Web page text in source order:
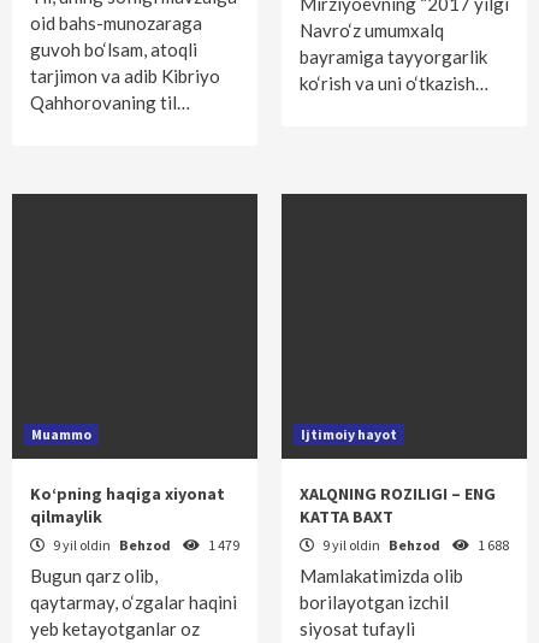
oid bahs-munozaraga
guvoh bo‘lsam, atoqli
tarjimon va adib Kibriyo
Qahhorovaning til…
Navro‘z umumxalq
bayramiga tayyorgarlik
ko‘rish va uni o‘tkazish…
Muammo
Ko‘pning haqiga xiyonat
qilmaylik
9 yil oldin Behzod 1 479
Bugun qarz olib,
qaytarmay, o‘zgalar haqini
yeb ketayotganlar oz
Ijtimoiy hayot
XALQNING ROZILIGI – ENG
KATTA BAXT
9 yil oldin Behzod 1 688
Mamlakatimizda olib
borilayotgan izchil
siyosat tufayli